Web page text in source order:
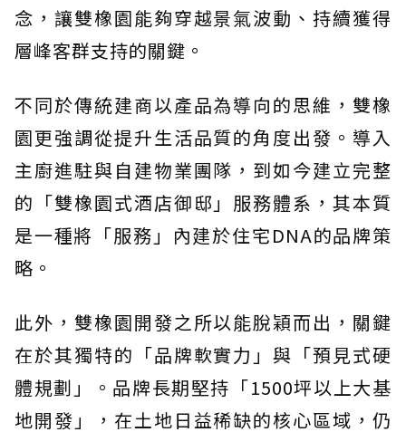
念，讓雙橡園能夠穿越景氣波動、持續獲得
層峰客群支持的關鍵。
不同於傳統建商以產品為導向的思維，雙橡
園更強調從提升生活品質的角度出發。導入
主廚進駐與自建物業團隊，到如今建立完整
的「雙橡園式酒店御邸」服務體系，其本質
是一種將「服務」內建於住宅DNA的品牌策
略。
此外，雙橡園開發之所以能脫穎而出，關鍵
在於其獨特的「品牌軟實力」與「預見式硬
體規劃」。品牌長期堅持「1500坪以上大基
地開發」，在土地日益稀缺的核心區域，仍